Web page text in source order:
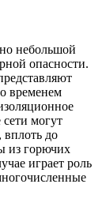
небольшой
опасности.
временем
могут
вплоть до
из горючих
играет роль